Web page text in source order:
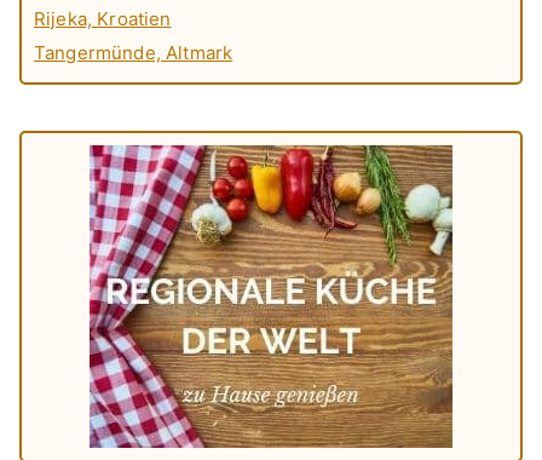
Rijeka, Kroatien
Tangermünde, Altmark